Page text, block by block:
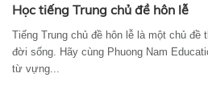
Học tiếng Trung chủ đề hôn lễ
Tiếng Trung chủ đề hôn lễ là một chủ đề
đời sống. Hãy cùng Phuong Nam
từ vựng...